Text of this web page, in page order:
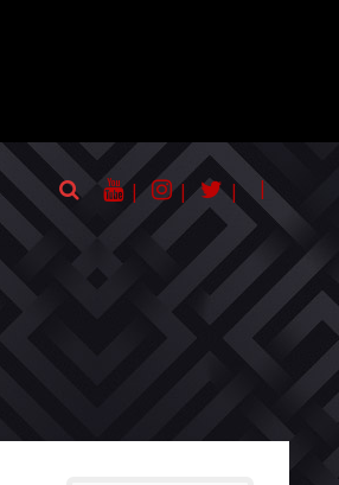
| | | |